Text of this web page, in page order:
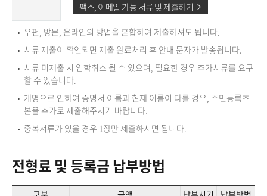
팩스, 이메일 가능 서류 및 제출하기
우편, 방문, 온라인의 방법을 혼합하여 제출하셔도 됩니다.
서류 제출이 확인되면 제출 완료처리 후 안내 문자가 발송됩니다.
서류 미제출 시 입학취소 될 수 있으며, 필요한 경우 추가서류를 요구
할 수 있습니다.
개명으로 인하여 증명서 이름과 현재 이름이 다를 경우, 주민등록초
본을 추가로 제출해주시기 바랍니다.
중복서류가 있을 경우 1장만 제출하시면 됩니다.
전형료 및 등록금 납부방법